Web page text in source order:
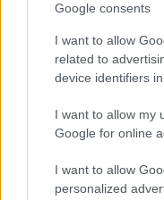
Google consents
I want to allow
related to
device identifiers in
I want to allow my
Google for online
I want to allow
personalized